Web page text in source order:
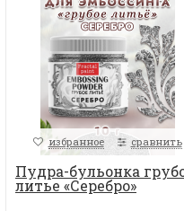
избранное сравнить
Пудра-бульонка
литье «Серебро»